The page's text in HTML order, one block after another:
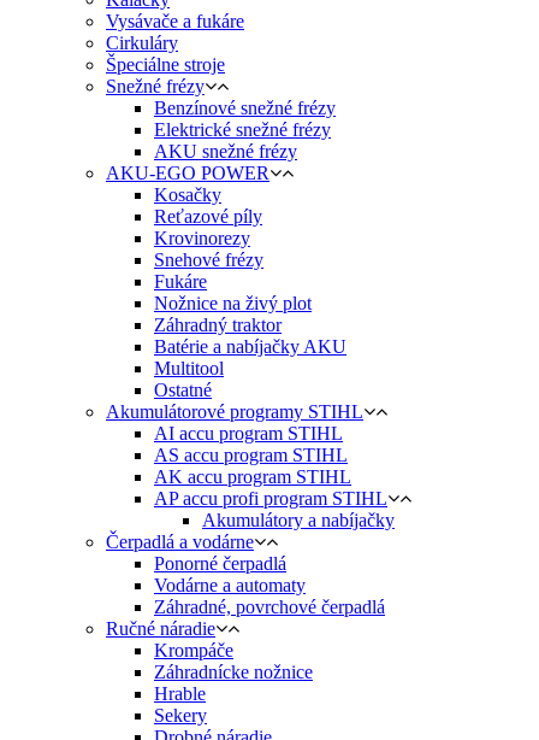
Vysávače a fukáre
Cirkuláry
Špeciálne stroje
Snežné frézy
Benzínové snežné frézy
Elektrické snežné frézy
AKU snežné frézy
AKU-EGO POWER
Kosačky
Reťazové píly
Krovinorezy
Snehové frézy
Fukáre
Nožnice na živý plot
Záhradný traktor
Batérie a nabíjačky AKU
Multitool
Ostatné
Akumulátorové programy STIHL
AI accu program STIHL
AS accu program STIHL
AK accu program STIHL
AP accu profi program STIHL
Akumulátory a nabíjačky
Čerpadlá a vodárne
Ponorné čerpadlá
Vodárne a automaty
Záhradné, povrchové čerpadlá
Ručné náradie
Krompáče
Záhradnícke nožnice
Hrable
Sekery